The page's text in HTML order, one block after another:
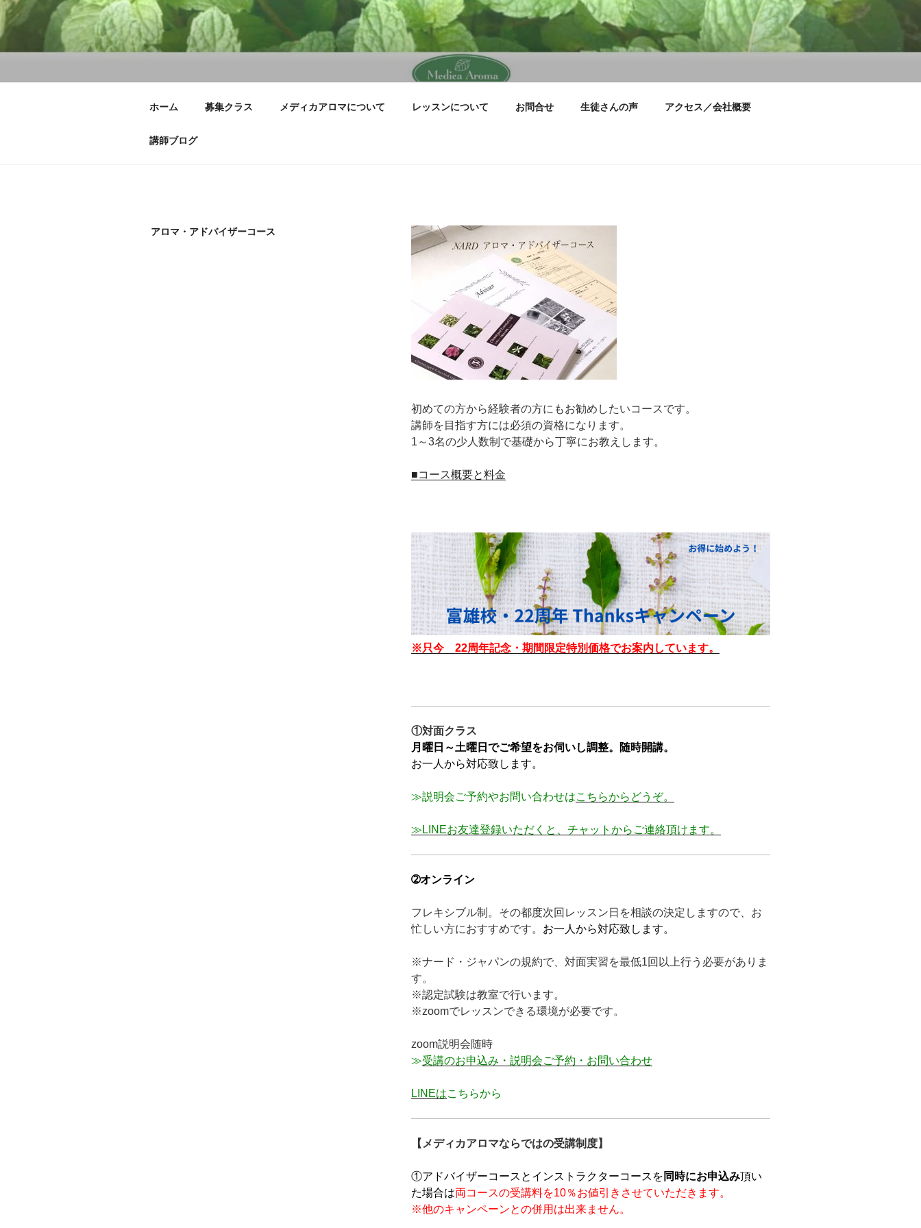
コ
ン
テ
ホーム 募集クラス メディカアロマについて レッスンについて お問合せ 生徒さんの声 アクセス／会社概要
講師ブログ
アロマ・アドバイザーコース
初めての方から経験者の方にもお勧めしたいコースです。
講師を目指す方には必須の資格になります。
1～3名の少人数制で基礎から丁寧にお教えします。
■コース概要と料金
※只今 22周年記念・期間限定特別価格でお案内しています。
①対面クラス
月曜日～土曜日でご希望をお伺いし調整。随時開講。
お一人から対応致します。
≫説明会ご予約やお問い合わせはこちらからどうぞ。
≫LINEお友達登録いただくと、チャットからご連絡頂けます。
➁オンライン
フレキシブル制。その都度次回レッスン日を相談の決定しますので、お
忙しい方におすすめです。 お一人から対応致します。
※ナード・ジャパンの規約で、対面実習を最低1回以上行う必要がありま
す。
※認定試験は教室で行います。
※zoomでレッスンできる環境が必要です。
zoom説明会随時
≫受講のお申込み・説明会ご予約・お問い合わせ
LINEはこちらから
【メディカアロマならではの受講制度】
①アドバイザーコースとインストラクターコースを 同時にお申込み頂い
た場合は両コースの受講料を10％お値引きさせていただきます。
※他のキャンペーンとの併用は出来ません。